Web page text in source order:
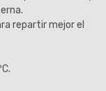
repartir mejor el